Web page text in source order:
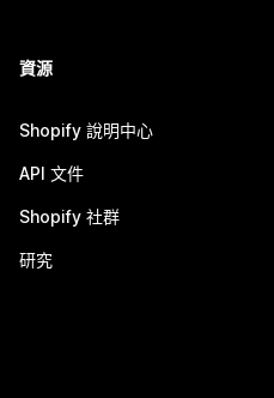
資源
Shopify 說明中心
API 文件
Shopify 社群
研究